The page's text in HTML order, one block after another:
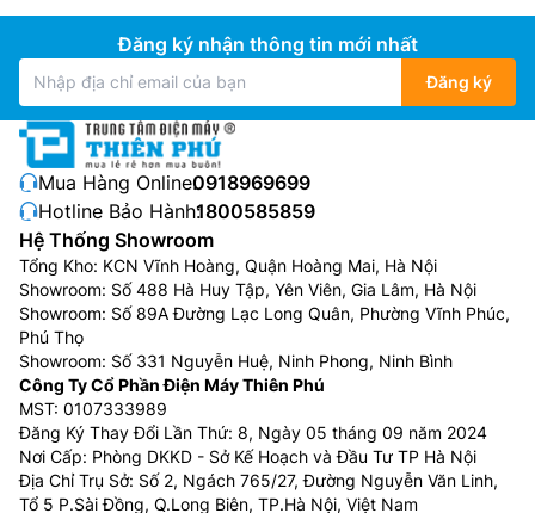
đóng băng dàn trao đổi nhiệt để thu gom bụi bẩn, sau
đó làm tan băng để nước cuốn trôi bụi bẩn ra ngoài,
giúp loại bỏ bụi bẩn và vi khuẩn
Màng lọc bụi 4 trong 1
Đăng ký nhận thông tin mới nhất
Đăng ký
Mua Hàng Online:0918969699
Hotline Bảo Hành:1800585859
Hệ Thống Showroom
Tổng Kho: KCN Vĩnh Hoàng, Quận Hoàng Mai, Hà Nội
Showroom: Số 488 Hà Huy Tập, Yên Viên, Gia Lâm, Hà Nội
Showroom: Số 89A Đường Lạc Long Quân, Phường Vĩnh Phúc,
Phú Thọ
Showroom: Số 331 Nguyễn Huệ, Ninh Phong, Ninh Bình
Công Ty Cổ Phần Điện Máy Thiên Phú
MST: 0107333989
Đăng Ký Thay Đổi Lần Thứ: 8, Ngày 05 tháng 09 năm 2024
Nơi Cấp: Phòng DKKD - Sở Kế Hoạch và Đầu Tư TP Hà Nội
Địa Chỉ Trụ Sở: Số 2, Ngách 765/27, Đường Nguyễn Văn Linh,
Tổ 5 P.Sài Đồng, Q.Long Biên, TP.Hà Nội, Việt Nam